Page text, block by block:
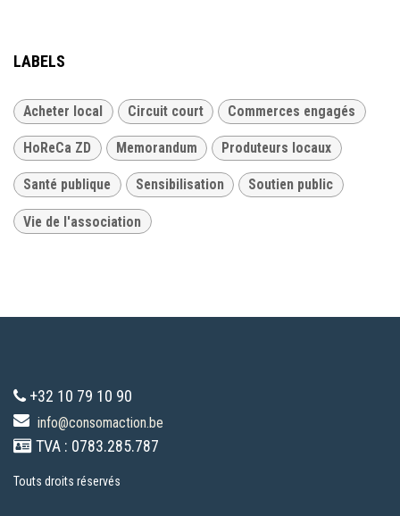
LABELS
Acheter local Circuit court Commerces engagés
HoReCa ZD Memorandum Produteurs locaux
Santé publique Sensibilisation Soutien public
Vie de l'association
+32 10 79 10 90
info@consomaction.be
TVA : 0783.285.787
Touts droits réservés